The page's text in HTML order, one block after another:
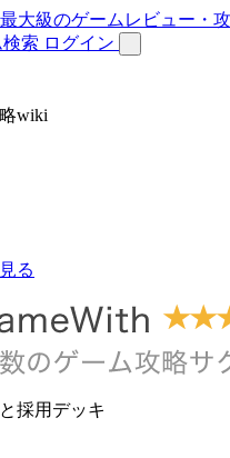
索 ログイン
wiki
る
採用デッキ